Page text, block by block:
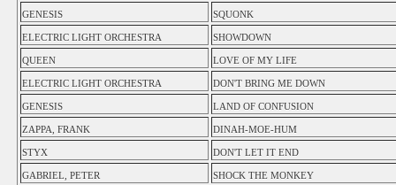
GENESIS SQUONK
ELECTRIC LIGHT ORCHESTRA SHOWDOWN
QUEEN LOVE OF MY LIFE
ELECTRIC LIGHT ORCHESTRA DON'T BRING ME DOWN
GENESIS LAND OF CONFUSION
ZAPPA, FRANK DINAH-MOE-HUM
STYX DON'T LET IT END
GABRIEL, PETER SHOCK THE MONKEY